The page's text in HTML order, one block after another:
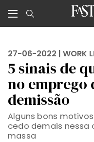
27-06-2022 | WORK
5 sinais de
no emprego
demissão
Alguns bons
cedo demais nessa
massa